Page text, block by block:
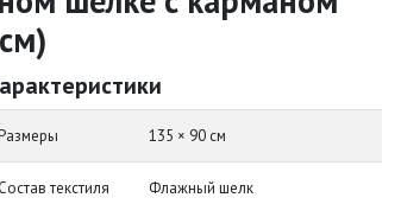
135 × 90 см
Состав текстиля Флажный шелк